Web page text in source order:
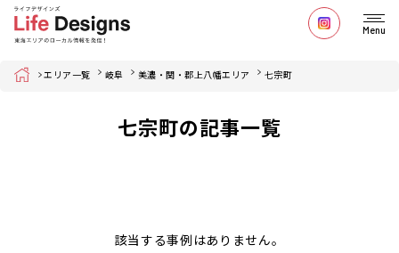
Menu
Home エリア一覧 岐阜 美濃・関・郡上八幡エリア 七宗町
七宗町の記事一覧
該当する事例はありません。